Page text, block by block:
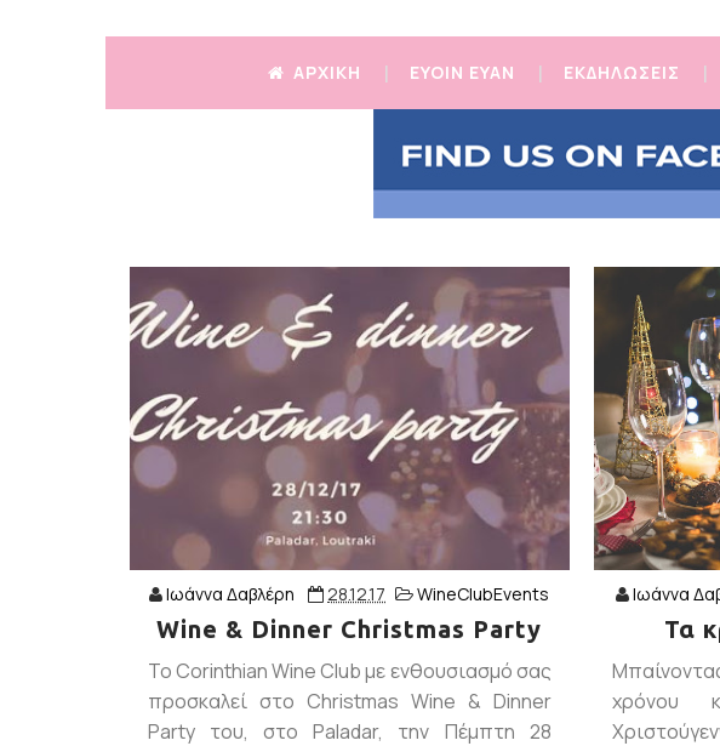
ΑΡΧΙΚΗ EYOIN EYAN ΕΚΔΗΛΩΣΕΙΣ
Ιωάννα Δαβλέρη 28.12.17 WineClubEvents
Wine & Dinner Christmas Party
To Corinthian Wine Club με ενθουσιασμό σας
προσκαλεί στο Christmas Wine & Dinner
Party του, στο Paladar, την Πέμπτη 28
Ιωάννα
Τα
χρόνου